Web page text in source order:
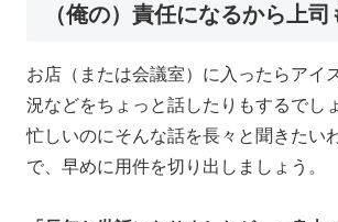
（俺の）責任になるから上司
お店（または会議室）に入ったらアイ
況などをちょっと話したりもするでし
忙しいのにそんな話を長々と聞きたい
で、早めに用件を切り出しましょう。